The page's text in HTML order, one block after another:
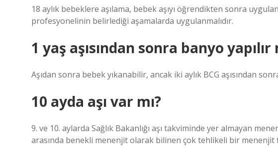
18 aylık bebeklere aşılama, bebek aşıyı öğrendikten sonra
profesyonelinin belirlediği aşamalarda uygulanmalıdır.
1 yaş aşısından sonra banyo yapılır
Aşıdan sonra bebek yıkanabilir, ancak iki aylık BCG aşısından
10 ayda aşı var mı?
9. ve 10. aylarda Sağlık Bakanlığı aşı takviminde yer almayan
arasında benekli menenjit olarak bilinen çok tehlikeli bir menenjit